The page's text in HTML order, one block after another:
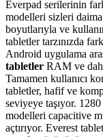
Everpad serilerinin
modelleri sizleri
boyutlarıyla ve
tabletler tarzınızda
Android uygulama
tabletler RAM ve
Tamamen kullanıcı
tabletler, hafif ve
seviyeye taşıyor.
modelleri capacitive
açtırıyor. Everest